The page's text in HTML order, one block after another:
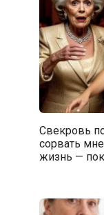
Свекровь
сорвать
жизнь —